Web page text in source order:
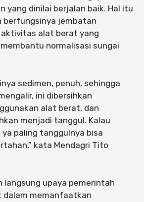
yang dinilai berjalan baik. Hal itu
jembatan
alat berat yang
normalisasi sungai
sedimen, penuh, sehingga
ini dibersihkan
alat berat, dan
menjadi tanggul. Kalau
paling tanggulnya bisa
kata Mendagri Tito
langsung upaya pemerintah
dalam memanfaatkan